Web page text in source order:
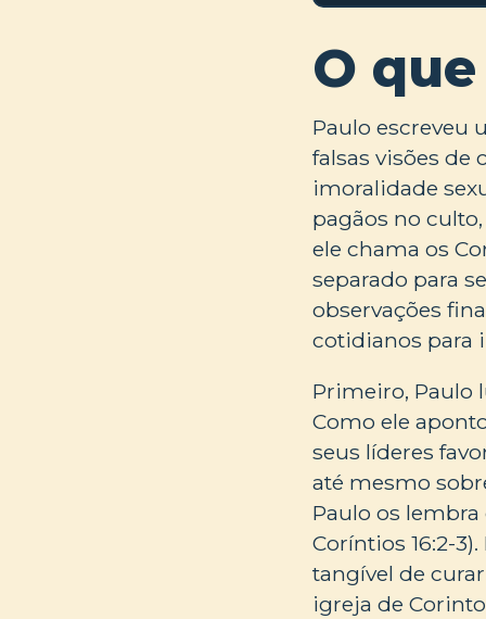
O
Paulo escreveu
falsas visões de
imoralidade
pagãos no
ele chama os
separado para
observações
cotidianos para
Primeiro, Paulo
Como ele
seus líderes
até mesmo
Paulo os
Coríntios 16:2-
tangível de
igreja de